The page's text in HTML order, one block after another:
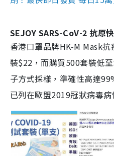
SEJOY SARS-CoV-2 抗原
香港口罩品牌HK-M Mask
裝$22，而購買500套裝低
子方式採樣，準確性高達
已列在歐盟2019冠狀病毒